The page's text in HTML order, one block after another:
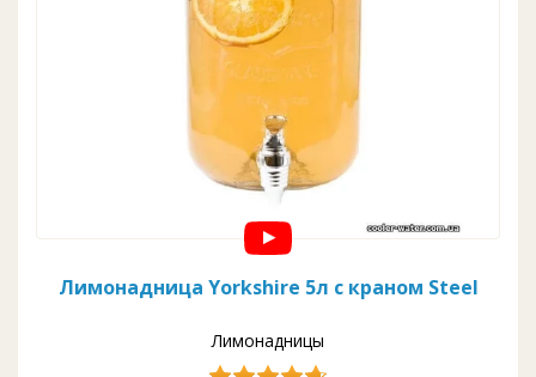
Лимонадница Yorkshire 5л с краном Steel
Лимонадницы